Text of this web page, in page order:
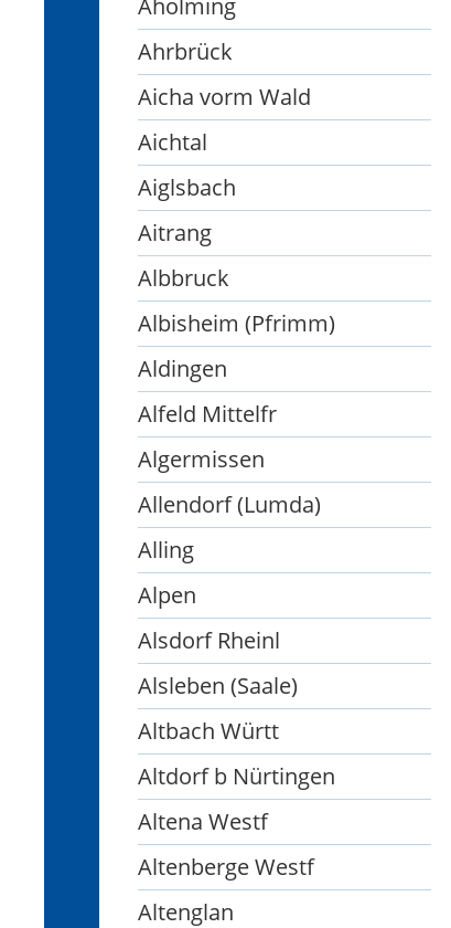
Aholming
Ahrbrück
Aicha vorm Wald
Aichtal
Aiglsbach
Aitrang
Albbruck
Albisheim (Pfrimm)
Aldingen
Alfeld Mittelfr
Algermissen
Allendorf (Lumda)
Alling
Alpen
Alsdorf Rheinl
Alsleben (Saale)
Altbach Württ
Altdorf b Nürtingen
Altena Westf
Altenberge Westf
Altenglan